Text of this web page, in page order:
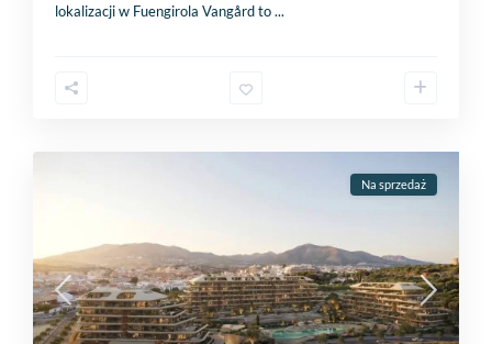
lokalizacji w Fuengirola Vangård to...
Na sprzedaż